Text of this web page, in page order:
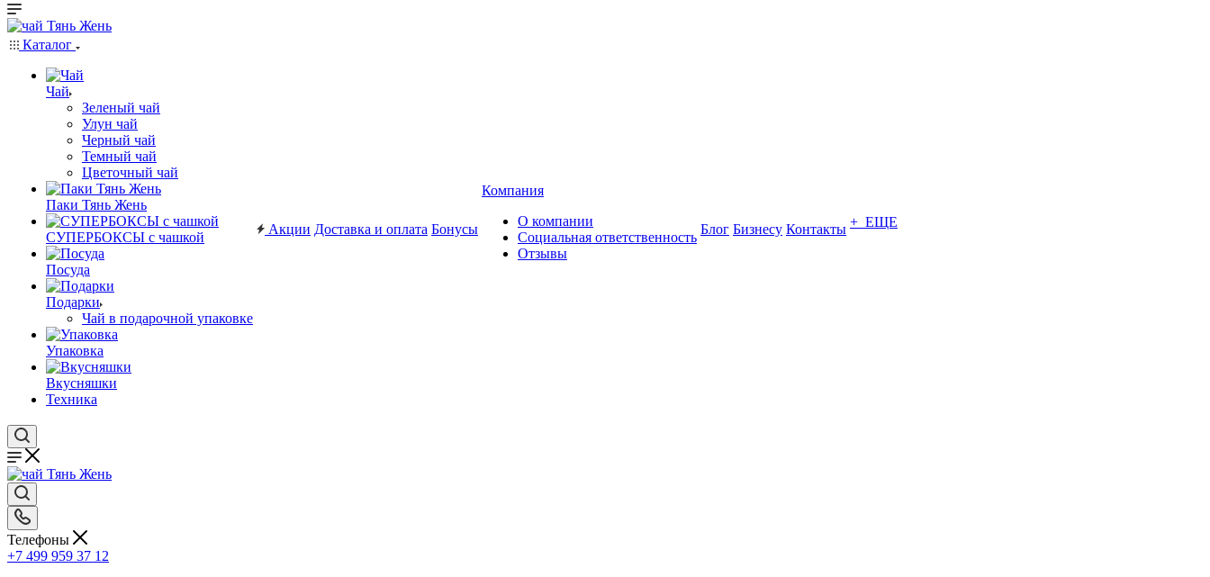
Каталог
Чай
Зеленый чай
Улун чай
Черный чай
Темный чай
Цветочный чай
Паки Тянь Жень
СУПЕРБОКСЫ с чашкой
Посуда
Подарки
Чай в подарочной упаковке
Упаковка
Вкусняшки
Техника
Акции Доставка и оплата Бонусы
Компания
О компании
Социальная ответственность
Отзывы
Блог Бизнесу Контакты + ЕЩЕ
Телефоны
+7 499 959 37 12